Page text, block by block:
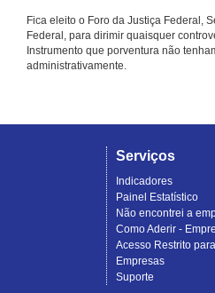
Fica eleito o Foro da Justiça Federal,
Federal, para dirimir quaisquer
Instrumento que porventura não
administrativamente.
Serviços
Indicadores
Painel Estatístico
Não encontrei a
Como Aderir -
Acesso Restrito
Empresas
Suporte